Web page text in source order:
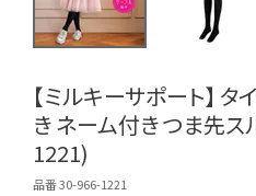
【ミルキーサポート】
き ネーム付き つま先
1221)
品番 30-966-1221